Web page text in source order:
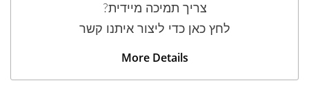
צריך תמיכה מיידית?
לחץ כאן כדי ליצור איתנו קשר
More Details